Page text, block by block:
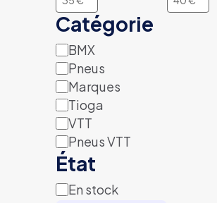
Catégorie
Catégorie
BMX
Pneus
Marques
Tioga
VTT
Pneus VTT
État
Disponibilité
En stock